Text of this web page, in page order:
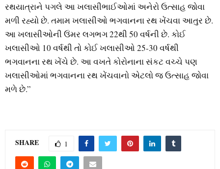
રથયાત્રાને પગલે આ ખલાસીભાઈઓમાં અનેરો ઉત્સાહ જોવા
મળી રહ્યો છે. તમામ ખલાસીઓ ભગવાનના રથ ખેંચવા આતુર છે.
આ ખલાસીઓની ઉંમર લગભગ 22થી 50 વર્ષની છે. કોઈ
ખલાસીઓ 10 વર્ષથી તો કોઈ ખલાસીઓ 25-30 વર્ષથી
ભગવાનના રથ ખેંચે છે. આ વખતે કોરોનાના સંકટ વચ્ચે પણ
ખલાસીઓમાં ભગવાનના રથ ખેંચવાનો એટલો જ ઉત્સાહ જોવા
મળે છે.”
SHARE 1